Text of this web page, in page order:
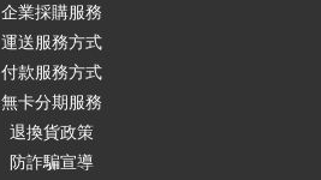
企業採購服務
運送服務方式
付款服務方式
無卡分期服務
退換貨政策
防詐騙宣導